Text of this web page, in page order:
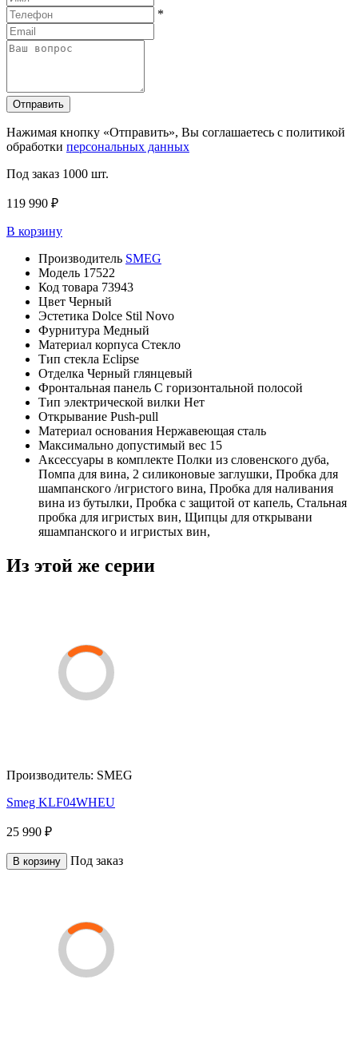
*
Отправить
Нажимая кнопку «Отправить», Вы соглашаетесь с политикой
обработки персональных данных
Под заказ 1000 шт.
119 990 ₽
В корзину
Производитель SMEG
Модель 17522
Код товара 73943
Цвет Черный
Эстетика Dolce Stil Novo
Фурнитура Медный
Материал корпуса Стекло
Тип стекла Eclipse
Отделка Черный глянцевый
Фронтальная панель С горизонтальной полосой
Тип электрической вилки Нет
Открывание Push-pull
Материал основания Нержавеющая сталь
Максимально допустимый вес 15
Аксессуары в комплекте Полки из словенского дуба,
Помпа для вина, 2 силиконовые заглушки, Пробка для
шампанского /игристого вина, Пробка для наливания
вина из бутылки, Пробка с защитой от капель, Стальная
пробка для игристых вин, Щипцы для открывани
яшампанского и игристых вин,
Из этой же серии
Производитель: SMEG
Smeg KLF04WHEU
25 990 ₽
В корзину Под заказ